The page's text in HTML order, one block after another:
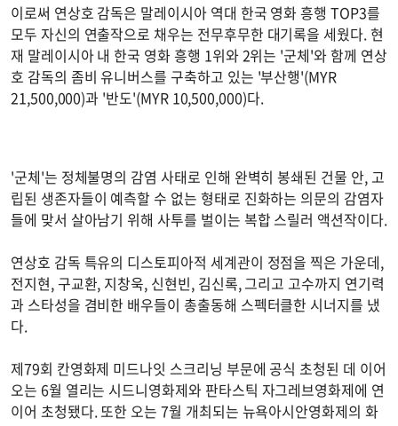
이로써 연상호 감독은 말레이시아 역대 한국 영화 흥행 TOP3를
모두 자신의 연출작으로 채우는 전무후무한 대기록을 세웠다. 현
재 말레이시아 내 한국 영화 흥행 1위와 2위는 '군체'와 함께 연상
호 감독의 좀비 유니버스를 구축하고 있는 '부산행'(MYR
21,500,000)과 '반도'(MYR 10,500,000)다.
'군체'는 정체불명의 감염 사태로 인해 완벽히 봉쇄된 건물 안, 고
립된 생존자들이 예측할 수 없는 형태로 진화하는 의문의 감염자
들에 맞서 살아남기 위해 사투를 벌이는 복합 스릴러 액션작이다.
연상호 감독 특유의 디스토피아적 세계관이 정점을 찍은 가운데,
전지현, 구교환, 지창욱, 신현빈, 김신록, 그리고 고수까지 연기력
과 스타성을 겸비한 배우들이 총출동해 스펙터클한 시너지를 냈
다.
제79회 칸영화제 미드나잇 스크리닝 부문에 공식 초청된 데 이어
오는 6월 열리는 시드니영화제와 판타스틱 자그레브영화제에 연
이어 초청됐다. 또한 오는 7월 개최되는 뉴욕아시안영화제의 화